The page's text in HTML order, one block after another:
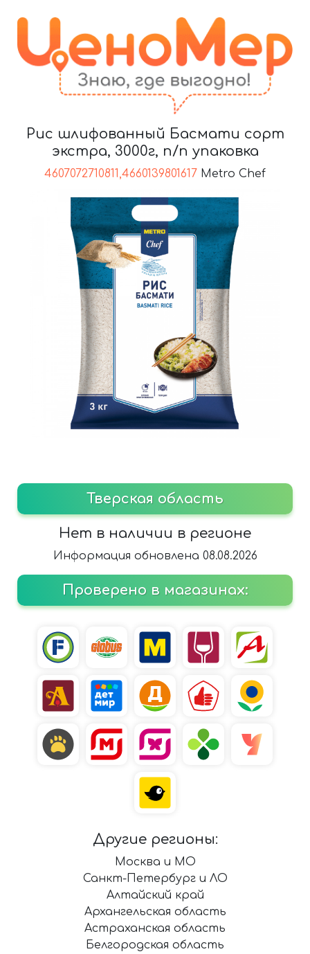
Рис шлифованный Басмати сорт
экстра, 3000г, п/п упаковка
4607072710811,4660139801617 Metro Chef
Тверская область
Нет в наличии в регионе
Информация обновлена 08.08.2026
Проверено в магазинах:
Другие регионы:
Москва и МО
Санкт-Петербург и ЛО
Алтайский край
Архангельская область
Астраханская область
Белгородская область